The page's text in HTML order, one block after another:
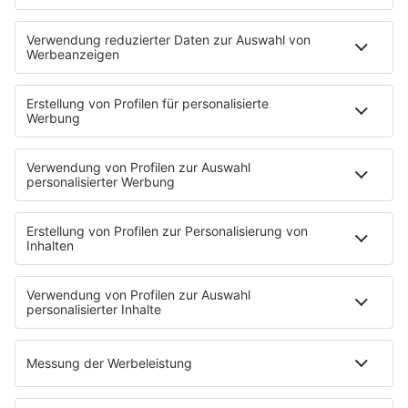
entsteht
Die IHK Reutlingen baut ein neues Netzwerk für
humanoide Robotik in der Region auf. Ziel ist es,
Unternehmen, Forschung und Start-ups enger zu
verbinden und Innovationen sichtbarer zu machen. …